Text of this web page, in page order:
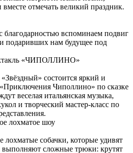
вместе отмечать великий праздник.
вспоминаем подвиг
подаривших нам будущее под
«ЧИПОЛЛИНО»
состоится яркий и
Чиполлино» по сказке
веселая итальянская музыка,
и творческий мастер-класс по
лохматое шоу
лохматые собачки, которые удивят
сложные трюки: крутят